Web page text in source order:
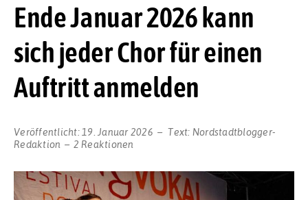
Ende Januar 2026 kann
sich jeder Chor für einen
Auftritt anmelden
Veröffentlicht: 19. Januar 2026 Text: Nordstadtblogger-
Redaktion
2 Reaktionen